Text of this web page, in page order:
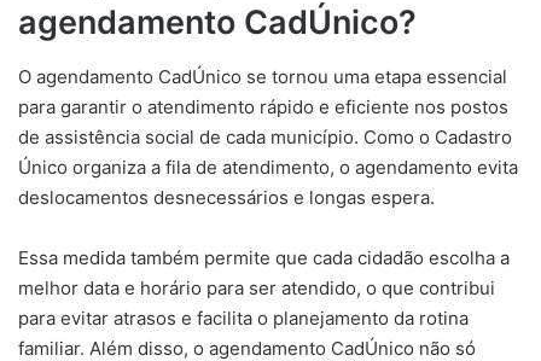
agendamento CadÚnico?
O agendamento CadÚnico se tornou uma etapa essencial
para garantir o atendimento rápido e eficiente nos postos
de assistência social de cada município. Como o Cadastro
Único organiza a fila de atendimento, o agendamento evita
deslocamentos desnecessários e longas espera.
Essa medida também permite que cada cidadão escolha a
melhor data e horário para ser atendido, o que contribui
para evitar atrasos e facilita o planejamento da rotina
familiar. Além disso, o agendamento CadÚnico não só